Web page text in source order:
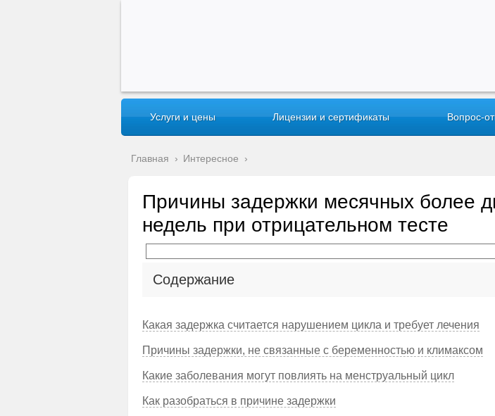
Услуги и цены Лицензии и сертификаты Вопрос-
Главная › Интересное ›
Причины задержки месячных более
недель при отрицательном тесте
Содержание
Какая задержка считается нарушением цикла и требует лечения
Причины задержки, не связанные с беременностью и климаксом
Какие заболевания могут повлиять на менструальный цикл
Как разобраться в причине задержки